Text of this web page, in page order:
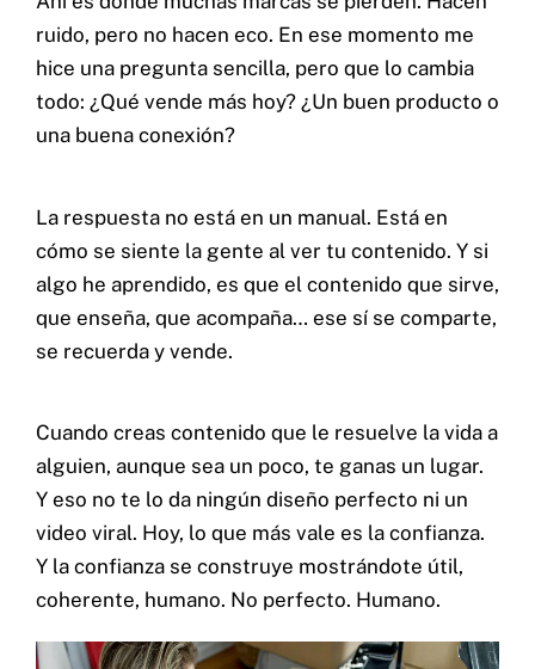
ruido, pero no hacen eco. En ese momento me
hice una pregunta sencilla, pero que lo cambia
todo: ¿Qué vende más hoy? ¿Un buen producto o
una buena conexión?
La respuesta no está en un manual. Está en
cómo se siente la gente al ver tu contenido. Y si
algo he aprendido, es que el contenido que sirve,
que enseña, que acompaña… ese sí se comparte,
se recuerda y vende.
Cuando creas contenido que le resuelve la vida a
alguien, aunque sea un poco, te ganas un lugar.
Y eso no te lo da ningún diseño perfecto ni un
video viral. Hoy, lo que más vale es la confianza.
Y la confianza se construye mostrándote útil,
coherente, humano. No perfecto. Humano.
Email: hi@classalia.com
NIT 901563545
Cra 18 No 8 – 30